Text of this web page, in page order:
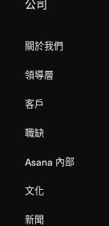
公司
關於我們
領導層
客戶
職缺
Asana 內部
文化
新聞